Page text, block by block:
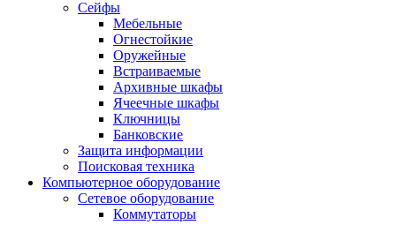
Сейфы
Мебельные
Огнестойкие
Оружейные
Встраиваемые
Архивные шкафы
Ячеечные шкафы
Ключницы
Банковские
Защита информации
Поисковая техника
Компьютерное оборудование
Сетевое оборудование
Коммутаторы